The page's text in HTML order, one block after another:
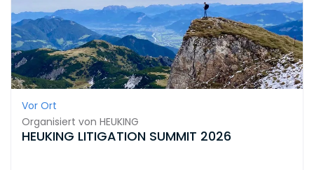
Vor Ort
Organisiert von HEUKING
HEUKING LITIGATION SUMMIT 2026